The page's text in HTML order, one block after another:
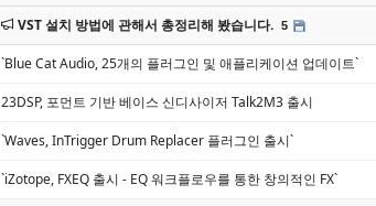
VST 설치 방법에 관해서 총정리해 봤습니다. 5
`Blue Cat Audio, 25개의 플러그인 및 애플리케이션 업데이트`
23DSP, 포먼트 기반 베이스 신디사이저 Talk2M3 출시
`Waves, InTrigger Drum Replacer 플러그인 출시`
`iZotope, FXEQ 출시 - EQ 워크플로우를 통한 창의적인 FX`